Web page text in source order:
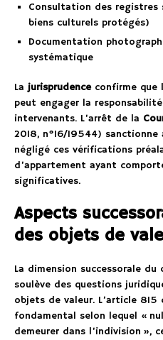
Consultation des registres
biens culturels protégés)
Documentation
systématique
Lajurisprudenceconfirme que
peut engager la
intervenants. L’arrêt de la
2018, n°16/19544)
négligé ces vérifications
d’appartement ayant
significatives.
Aspects
des objets de
La dimension successorale du
soulève des questions
objets de valeur. L’article 815
fondamental selon lequel «
demeurer dans l’indivision »,